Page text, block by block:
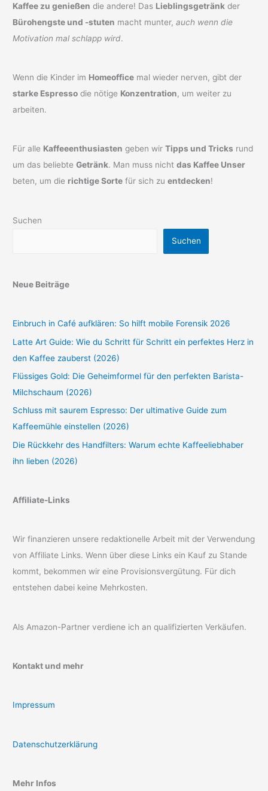
Kaffee zu genießen die andere! Das Lieblingsgetränk der
Bürohengste und -stuten macht munter,auch wenn die
Motivation mal schlapp wird.
Wenn die Kinder im Homeoffice mal wieder nerven, gibt der
starke Espresso die nötige Konzentration, um weiter zu
arbeiten.
Für alle Kaffeeenthusiasten geben wirTipps und Tricks rund
um das beliebteGetränk. Man muss nichtdas Kaffee Unser
beten, um die richtige Sorte für sich zuentdecken!
Suchen
Suchen
Neue Beiträge
Einbruch in Café aufklären: So hilft mobile Forensik 2026
Latte Art Guide: Wie du Schritt für Schritt ein perfektes Herz in
den Kaffee zauberst (2026)
Flüssiges Gold: Die Geheimformel für den perfekten Barista-
Milchschaum (2026)
Schluss mit saurem Espresso: Der ultimative Guide zum
Kaffeemühle einstellen (2026)
Die Rückkehr des Handfilters: Warum echte Kaffeeliebhaber
ihn lieben (2026)
Affiliate-Links
Wir finanzieren unsere redaktionelle Arbeit mit der Verwendung
von Affiliate Links. Wenn über diese Links ein Kauf zu Stande
kommt, bekommen wir eine Provisionsvergütung. Für dich
entstehen dabei keine Mehrkosten.
Als Amazon-Partner verdiene ich an qualifizierten Verkäufen.
Kontakt und mehr
Impressum
Datenschutzerklärung
Mehr Infos